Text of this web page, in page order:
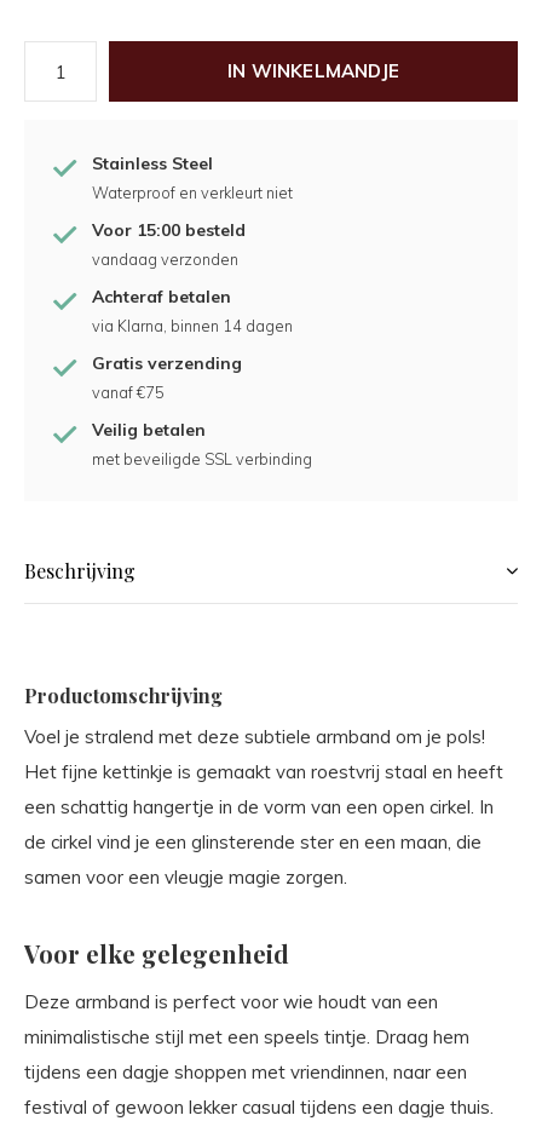
IN WINKELMANDJE
Stainless Steel
Waterproof en verkleurt niet
Voor 15:00 besteld
vandaag verzonden
Achteraf betalen
via Klarna, binnen 14 dagen
Gratis verzending
vanaf €75
Veilig betalen
met beveiligde SSL verbinding
Beschrijving
Productomschrijving
Voel je stralend met deze subtiele armband om je pols!
Het fijne kettinkje is gemaakt van roestvrij staal en heeft
een schattig hangertje in de vorm van een open cirkel. In
de cirkel vind je een glinsterende ster en een maan, die
samen voor een vleugje magie zorgen.
Voor elke gelegenheid
Deze armband is perfect voor wie houdt van een
minimalistische stijl met een speels tintje. Draag hem
tijdens een dagje shoppen met vriendinnen, naar een
festival of gewoon lekker casual tijdens een dagje thuis.